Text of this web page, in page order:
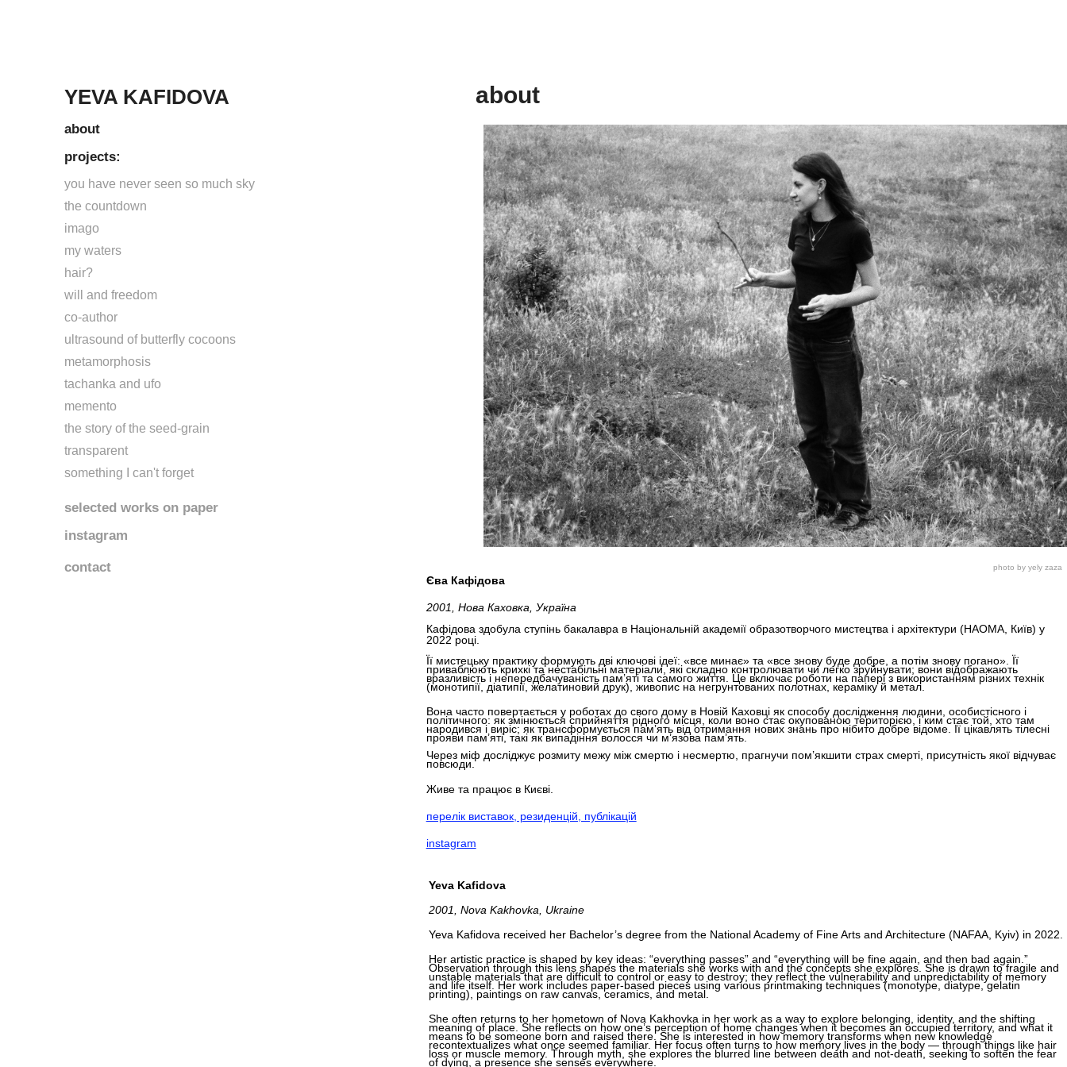
YEVA KAFIDOVA
about
projects:
you have never seen so much sky
the countdown
imago
my waters
hair?
will and freedom
co-author
ultrasound of butterfly cocoons
metamorphosis
tachanka and ufo
memento
the story of the seed-grain
transparent
something I can't forget
selected works on paper
instagram
contact
about
photo by yely zaza
Єва Кафідова
2001, Нова Каховка, Україна
Кафідова здобула ступінь бакалавра в Національній академії образотворчого мистецтва і архітектури (НАОМА, Київ) у
2022 році.
Її мистецьку практику формують дві ключові ідеї: «все минає» та «все знову буде добре, а потім знову погано». Її
приваблюють крихкі та нестабільні матеріали, які складно контролювати чи легко зруйнувати; вони відображають
вразливість і непередбачуваність пам’яті та самого життя. Це включає роботи на папері з використанням різних технік
(монотипії, діатипії, желатиновий друк), живопис на негрунтованих полотнах, кераміку й метал.
Вона часто повертається у роботах до свого дому в Новій Каховці як способу дослідження людини, особистісного і
політичного: як змінюється сприйняття рідного місця, коли воно стає окупованою територією, і ким стає той, хто там
народився і виріс; як трансформується памʼять від отримання нових знань про нібито добре відоме. Її цікавлять тілесні
прояви пам’яті, такі як випадіння волосся чи м’язова пам’ять.
Через міф досліджує розмиту межу між смертю і несмертю, прагнучи пом’якшити страх смерті, присутність якої відчуває
повсюди.​​​​​​​
Живе та працює в Києві.​​​​​​
перелік виставок, резиденцій, публікацій
instagram
Yeva Kafidova
2001, Nova Kakhovka, Ukraine
Yeva Kafidova received her Bachelor’s degree from the National Academy of Fine Arts and Architecture (NAFAA, Kyiv) in 2022.
Her artistic practice is shaped by key ideas: “everything passes” and “everything will be fine again, and then bad again.”
Observation through this lens shapes the materials she works with and the concepts she explores. She is drawn to fragile and
unstable materials that are difficult to control or easy to destroy; they reflect the vulnerability and unpredictability of memory
and life itself. Her work includes paper-based pieces using various printmaking techniques (monotype, diatype, gelatin
printing), paintings on raw canvas, ceramics, and metal.
She often returns to her hometown of Nova Kakhovka in her work as a way to explore belonging, identity, and the shifting
meaning of place. She reflects on how one’s perception of home changes when it becomes an occupied territory, and what it
means to be someone born and raised there. She is interested in how memory transforms when new knowledge
recontextualizes what once seemed familiar. Her focus often turns to how memory lives in the body — through things like hair
loss or muscle memory. Through myth, she explores the blurred line between death and not-death, seeking to soften the fear
of dying, a presence she senses everywhere.